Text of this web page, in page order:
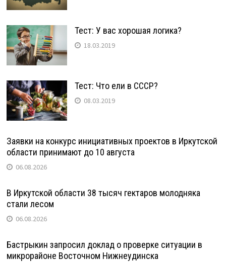
Тест: У вас хорошая логика?
18.03.2019
Тест: Что ели в СССР?
08.03.2019
Заявки на конкурс инициативных проектов в Иркутской
области принимают до 10 августа
06.08.2026
В Иркутской области 38 тысяч гектаров молодняка
стали лесом
06.08.2026
Бастрыкин запросил доклад о проверке ситуации в
микрорайоне Восточном Нижнеудинска